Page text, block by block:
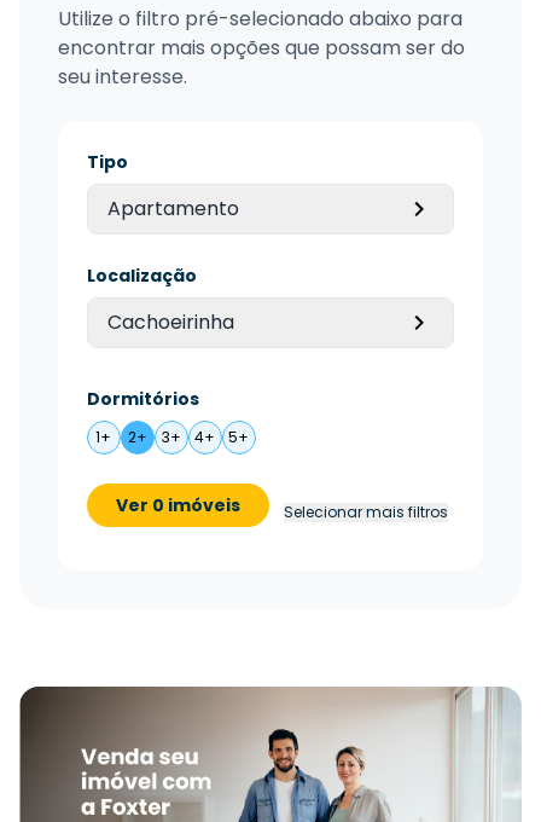
Utilize o filtro pré-selecionado abaixo para
encontrar mais opções que possam ser do
seu interesse.
Tipo
Apartamento
Localização
Cachoeirinha
Dormitórios
1+ 2+ 3+ 4+ 5+
Ver 0 imóveis Selecionar mais filtros